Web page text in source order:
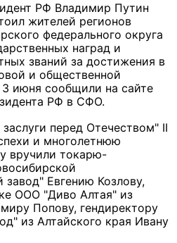
РФ Владимир Путин
жителей регионов
федерального округа
наград и
званий за достижения в
и общественной
июня сообщили на сайте
РФ в СФО.
перед Отечеством" II
и многолетнюю
вручили токарю-
Евгению Козлову,
ООО "Диво Алтая" из
Попову, гендиректору
из Алтайского края Ивану